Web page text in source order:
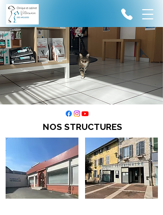
NOS STRUCTURES